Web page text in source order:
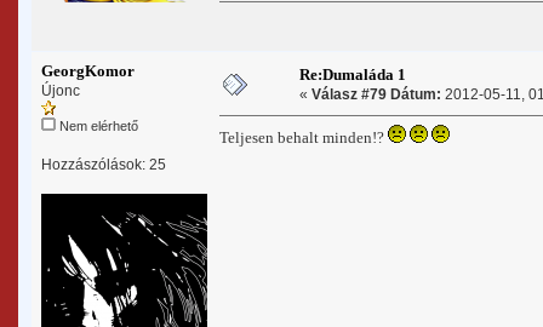
GeorgKomor
Újonc
Nem elérhető
Hozzászólások: 25
Re:Dumaláda 1
« Válasz #79 Dátum: 2012-05-11,
Teljesen behalt minden!?